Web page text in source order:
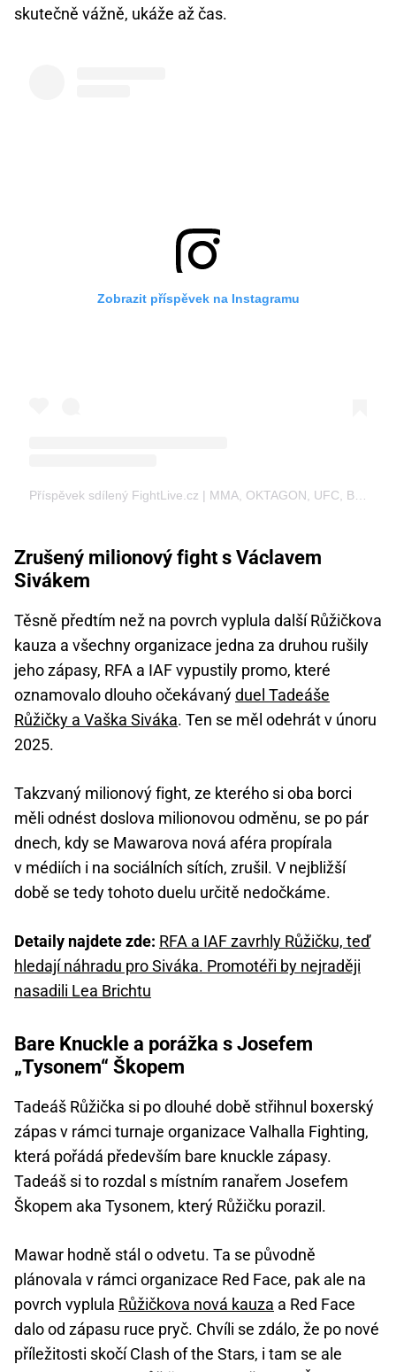
skutečně vážně, ukáže až čas.
Zobrazit příspěvek na Instagramu
Příspěvek sdílený FightLive.cz | MMA, OKTAGON, UFC, BOX, K1 (@fightlive.cz)
Zrušený milionový fight s Václavem
Sivákem
Těsně předtím než na povrch vyplula další Růžičkova
kauza a všechny organizace jedna za druhou rušily
jeho zápasy, RFA a IAF vypustily promo, které
oznamovalo dlouho očekávanýduel Tadeáše
Růžičky a Vaška Siváka. Ten se měl odehrát v únoru
2025.
Takzvaný milionový fight, ze kterého si oba borci
měli odnést doslova milionovou odměnu, se po pár
dnech, kdy se Mawarova nová aféra propírala
v médiích i na sociálních sítích, zrušil. V nejbližší
době se tedy tohoto duelu určitě nedočkáme.
Detaily najdete zde: RFA a IAF zavrhly Růžičku, teď
hledají náhradu pro Siváka. Promotéři by nejraději
nasadili Lea Brichtu
Bare Knuckle a porážka s Josefem
„Tysonem“ Škopem
Tadeáš Růžička si po dlouhé době střihnul boxerský
zápas v rámci turnaje organizace Valhalla Fighting,
která pořádá především bare knuckle zápasy.
Tadeáš si to rozdal s místním ranařem Josefem
Škopem aka Tysonem, který Růžičku porazil.
Mawar hodně stál o odvetu. Ta se původně
plánovala v rámci organizace Red Face, pak ale na
povrch vyplula Růžičkova nová kauza a Red Face
dalo od zápasu ruce pryč. Chvíli se zdálo, že po nové
příležitosti skočí Clash of the Stars, i tam se ale